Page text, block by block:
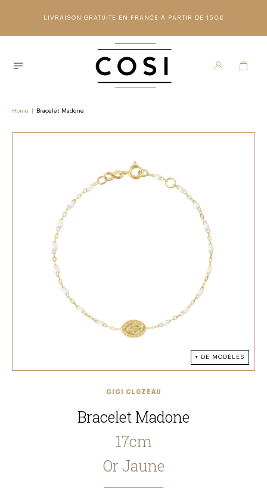
LIVRAISON GRATUITE EN FRANCE À PARTIR DE 150€
Home Bracelet Madone
+ DE MODÈLES
GIGI CLOZEAU
Bracelet Madone
17cm
Or Jaune